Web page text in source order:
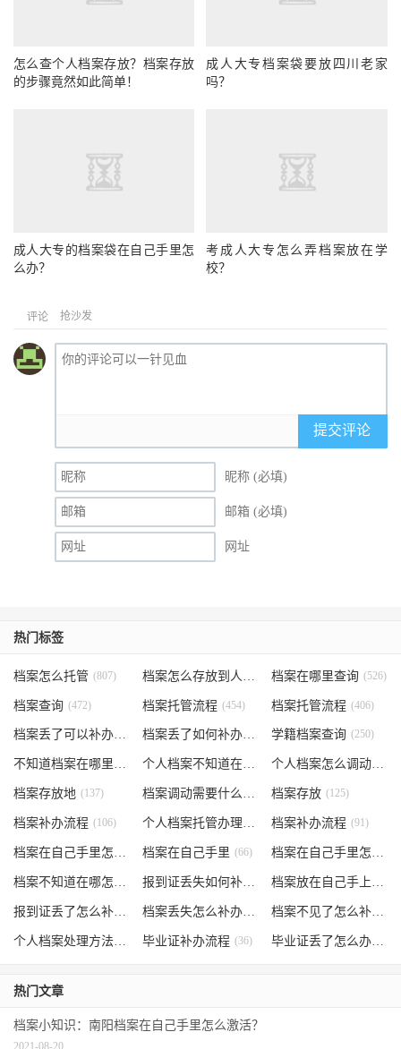
怎么查个人档案存放？档案存放
的步骤竟然如此简单！
成人大专档案袋要放四川老家
吗？
成人大专的档案袋在自己手里怎
么办？
考成人大专怎么弄档案放在学
校？
评论 抢沙发
提交评论
昵称 (必填)
邮箱 (必填)
网址
热门标签
档案怎么托管 (807) (535)
档案在哪里查询 (526)
档案查询 (472) 档案托管流程 (454) 档案托管流程 (406)
档案丢了可以补办吗 (371) 档案丢了如何补办 学籍档案查询 (250)
不知道档案在哪里 个人档案不知道在哪儿 (191) 个人档案怎么调动
档案存放地 (137) 档案调动需要什么手续 (130)
档案存放 (125)
档案补办流程 (106) 个人档案托管办理流程 (102)
档案补办流程 (91)
档案在自己手里怎么办 (85)
档案在自己手里 (66) 档案在自己手里怎么处理
档案不知道在哪怎么办 (62) 报到证丢失如何补办 (54) 档案放在自己手上
报到证丢了怎么补办 (52) 档案丢失怎么补办 档案不见了怎么补办
个人档案处理方法 毕业证补办流程 (36) 毕业证丢了怎么办
热门文章
档案小知识：南阳档案在自己手里怎么激活？
2021-08-20